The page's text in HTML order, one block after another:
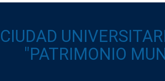
CIUDAD
"PATRIMONIO